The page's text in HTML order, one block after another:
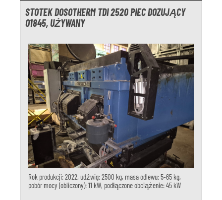
STOTEK DOSOTHERM TDI 2520 PIEC DOZUJĄCY
O1845, UŻYWANY
Rok produkcji: 2022, udźwig: 2500 kg, masa odlewu: 5-65 kg,
pobór mocy (obliczony): 11 kW, podłączone obciążenie: 45 kW